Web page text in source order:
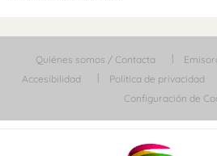
Quiénes somos / Contacta
Accesibilidad
Política de privacidad
Configuración de